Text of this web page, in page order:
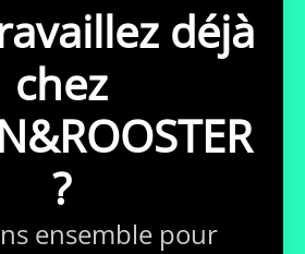
déjà
chez
?
ensemble pour